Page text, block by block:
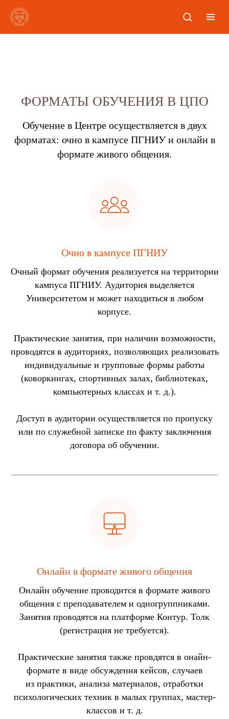
ФОРМАТЫ ОБУЧЕНИЯ В ЦПО
Обучение в Центре осуществляется в двух
форматах: очно в кампусе ПГНИУ и онлайн в
формате живого общения.
Очно в кампусе ПГНИУ
Очный формат обучения реализуется на территории
кампуса ПГНИУ. Аудитория выделяется
Университетом и может находиться в любом
корпусе.
Практические занятия, при наличии возможности,
проводятся в аудиториях, позволяющих реализовать
индивидуальные и групповые формы работы
(коворкингах, спортивных залах, библиотеках,
компьютерных классах и т. д.).
Доступ в аудитории осуществляется по пропуску
или по служебной записке по факту заключения
договора об обучении.
Онлайн в формате живого общения
Онлайн обучение проводится в формате живого
общения с преподавателем и одногруппниками.
Занятия проводятся на платформе Контур. Толк
(регистрация не требуется).
Практические занятия также провдятся в онайн-
формате в виде обсуждения кейсов, случаев
из практики, анализа материалов, отработки
психологических техник в малых группах, мастер-
классов и т. д.